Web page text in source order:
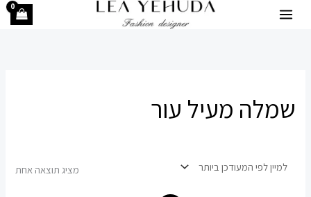
שמלה מעיל עור
מציג תוצאה אחת